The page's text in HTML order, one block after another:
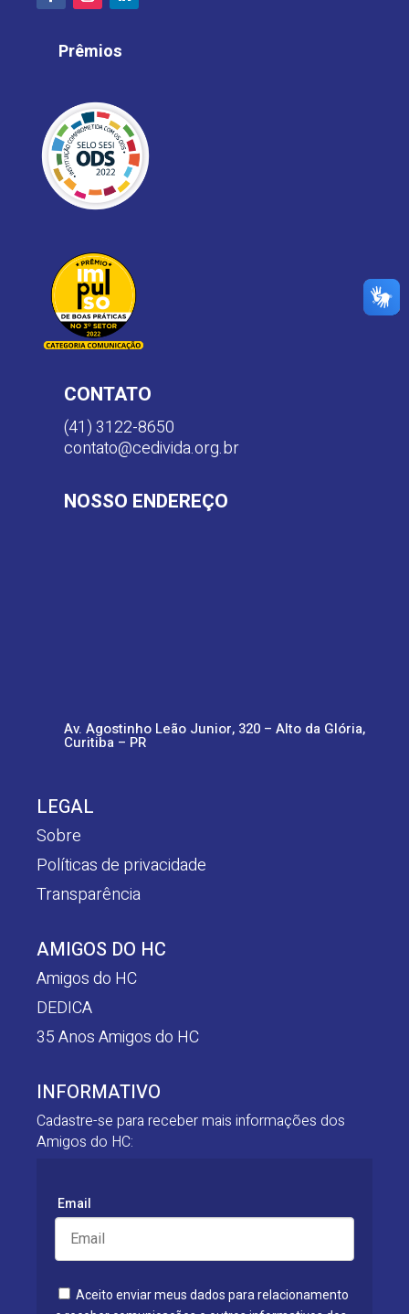
Prêmios
CONTATO
(41) 3122-8650
contato@cedivida.org.br
NOSSO ENDEREÇO
Av. Agostinho Leão Junior, 320 – Alto da Glória,
Curitiba – PR
LEGAL
Sobre
Políticas de privacidade
Transparência
AMIGOS DO HC
Amigos do HC
DEDICA
35 Anos Amigos do HC
INFORMATIVO
Cadastre-se para receber mais informações dos
Amigos do HC:
Email
Aceito enviar meus dados para relacionamento